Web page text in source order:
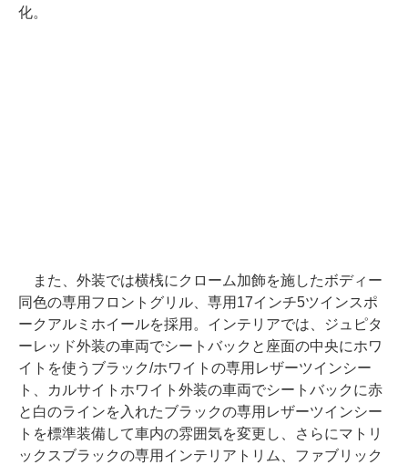
化。
また、外装では横桟にクローム加飾を施したボディー
同色の専用フロントグリル、専用17インチ5ツインスポ
ークアルミホイールを採用。インテリアでは、ジュピタ
ーレッド外装の車両でシートバックと座面の中央にホワ
イトを使うブラック/ホワイトの専用レザーツインシー
ト、カルサイトホワイト外装の車両でシートバックに赤
と白のラインを入れたブラックの専用レザーツインシー
トを標準装備して車内の雰囲気を変更し、さらにマトリ
ックスブラックの専用インテリアトリム、ファブリック